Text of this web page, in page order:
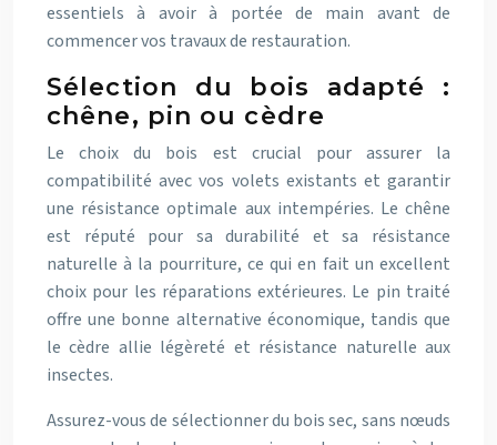
essentiels à avoir à portée de main avant de
commencer vos travaux de restauration.
Sélection du bois adapté :
chêne, pin ou cèdre
Le choix du bois est crucial pour assurer la
compatibilité avec vos volets existants et garantir
une résistance optimale aux intempéries. Le chêne
est réputé pour sa durabilité et sa résistance
naturelle à la pourriture, ce qui en fait un excellent
choix pour les réparations extérieures. Le pin traité
offre une bonne alternative économique, tandis que
le cèdre allie légèreté et résistance naturelle aux
insectes.
Assurez-vous de sélectionner du bois sec, sans nœuds